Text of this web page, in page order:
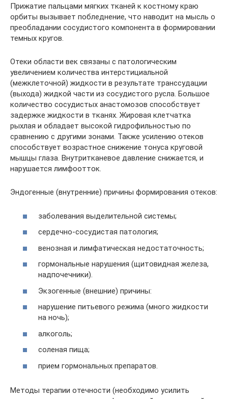
Прижатие пальцами мягких тканей к костному краю
орбиты вызывает побледнение, что наводит на мысль о
преобладании сосудистого компонента в формировании
темных кругов.
Отеки области век связаны с патологическим
увеличением количества интерстициальной
(межклеточной) жидкости в результате транссудации
(выхода) жидкой части из сосудистого русла. Большое
количество сосудистых анастомозов способствует
задержке жидкости в тканях. Жировая клетчатка
рыхлая и обладает высокой гидрофильностью по
сравнению с другими зонами. Также усилению отеков
способствует возрастное снижение тонуса круговой
мышцы глаза. Внутритканевое давление снижается, и
нарушается лимфоотток.
Эндогенные (внутренние) причины формирования отеков:
заболевания выделительной системы;
сердечно-сосудистая патология;
венозная и лимфатическая недостаточность;
гормональные нарушения (щитовидная железа,
надпочечники).
Экзогенные (внешние) причины:
нарушение питьевого режима (много жидкости
на ночь);
алкоголь;
соленая пища;
прием гормональных препаратов.
Методы терапии отечности (необходимо усилить